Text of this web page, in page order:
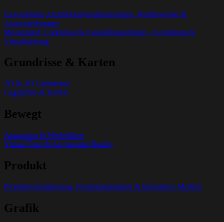
Gewerbliche Architekturvisualisierungen, Wettbewerbe &
Ausschreibungen
Messestand, Ladenbau & Ausstellungsdesign - Gestaltung &
Visualisierung
Grundrisse & Karten
2D & 3D Grundrisse
Lagepläne & Karten
Bewegt
Animation & Werbefilme
Virtual Tour & Augmented Reality
Produkt
Produktvisualisierung, Produktanimation & interaktive Medien
Grafik